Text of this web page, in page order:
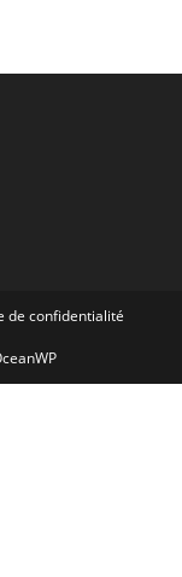
de confidentialité